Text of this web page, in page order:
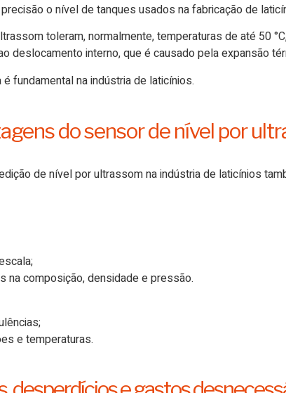
o nível de tanques usados na fabricação de
toleram, normalmente, temperaturas de até 50
deslocamento interno, que é causado pela expansão
fundamental na indústria de laticínios.
do sensor de nível por
de nível por ultrassom na indústria de laticínios
na composição, densidade e pressão.
e temperaturas.